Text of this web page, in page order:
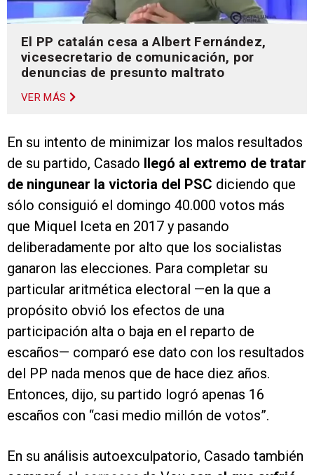
El PP catalán cesa a Albert Fernández,
vicesecretario de comunicación, por
denuncias de presunto maltrato
VER MÁS
En su intento de minimizar los malos resultados
de su partido, Casado llegó al extremo de tratar
de ningunear la victoria del PSC diciendo que
sólo consiguió el domingo 40.000 votos más
que Miquel Iceta en 2017 y pasando
deliberadamente por alto que los socialistas
ganaron las elecciones. Para completar su
particular aritmética electoral —en la que a
propósito obvió los efectos de una
participación alta o baja en el reparto de
escaños— comparó ese dato con los resultados
del PP nada menos que de hace diez años.
Entonces, dijo, su partido logró apenas 16
escaños con “casi medio millón de votos”.
En su análisis autoexculpatorio, Casado también